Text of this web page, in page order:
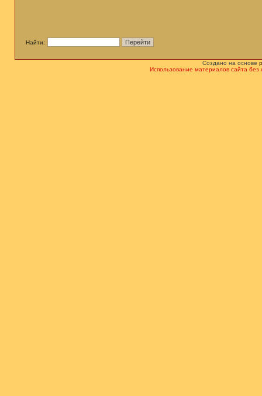
Найти:
Создано на основе
Использование материалов сайта